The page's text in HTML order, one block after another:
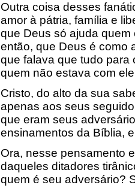
Outra coisa desses
amor à pátria, família e
que Deus só ajuda quem
então, que Deus é como
que falava que tudo para
quem não estava com
Cristo, do alto da sua
apenas aos seus
que eram seus
ensinamentos da Bíblia,
Ora, nesse pensamento
daqueles ditadores
quem é seu adversário?